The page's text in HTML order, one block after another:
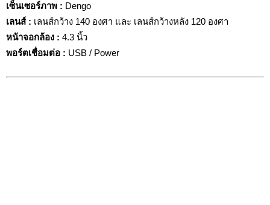
เซ็นเซอร์ภาพ : Dengo
เลนส์ : เลนส์กว้าง 140 องศา และ เลนส์กว้างหลัง 120 องศา
หน้าจอกล้อง : 4.3 นิ้ว
พอร์ตเชื่อมต่อ : USB / Power